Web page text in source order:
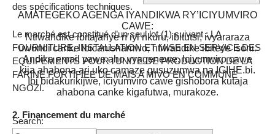
des spécifications techniques.
Le marché est constitué d’un seul lot (1) suivant : LA
FOURNITURE, INSTALLATION ET MISE EN SERVICE DES
EQUIPEMENTS POUR l’UNITE DE PRODUCTION DE LA
FARINE FORTIFIEE DE MAÏS A MIVO EN COMMUNE
NGOZI.
2. Financement du marché
AMATEGEKO AGENGA IYANDIKWA RY’ICIYUMVIRO
CAWE:
Ntiwandike ibitajanye n’iyi nkuru, ibitutsi, ivyararaza
uwundi canke ibicanishamwo, ntiwandike ibiteye isoni.
Andika email yawe aho vyagenewe. Iciyumviro cawe
kija ahabona ari uko camaze gusuzumwa na IGIHE.bi.
Ibi bidakurikijwe, iciyumviro cawe gishobora kutaja
ahabona canke kigafutwa, murakoze.
Search: